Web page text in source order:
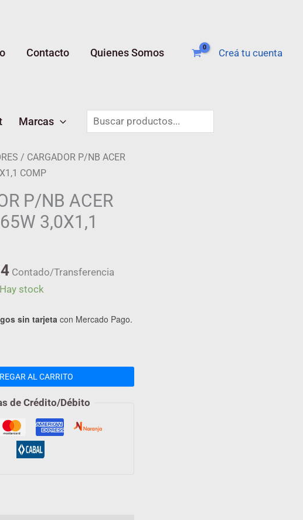
Contacto Quienes Somos Creá tu cuenta
Marcas
Buscar
/ CARGADOR P/NB ACER
COMP
P/NB ACER
3,0X1,1
Contado/Transferencia
Hay stock
sin tarjetacon Mercado Pago.
AL CARRITO
de Crédito/Débito